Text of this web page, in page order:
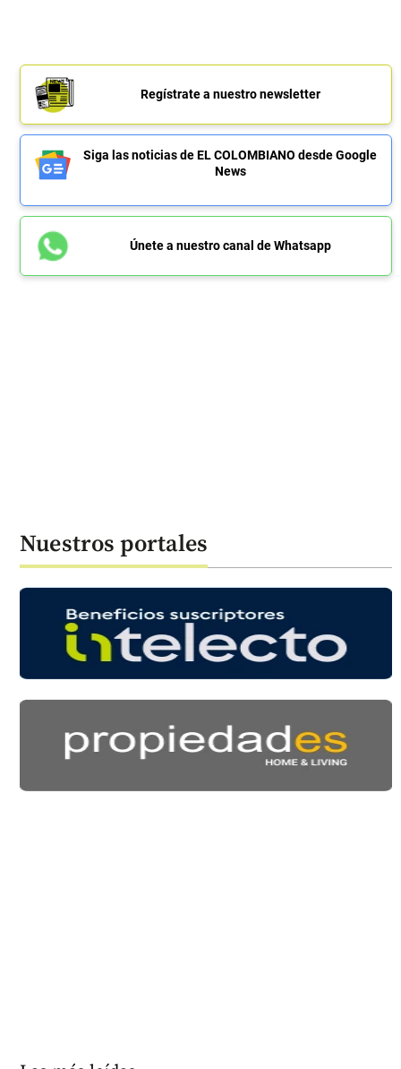
Regístrate a nuestro newsletter
Siga las noticias de EL COLOMBIANO desde Google
News
Únete a nuestro canal de Whatsapp
Nuestros portales